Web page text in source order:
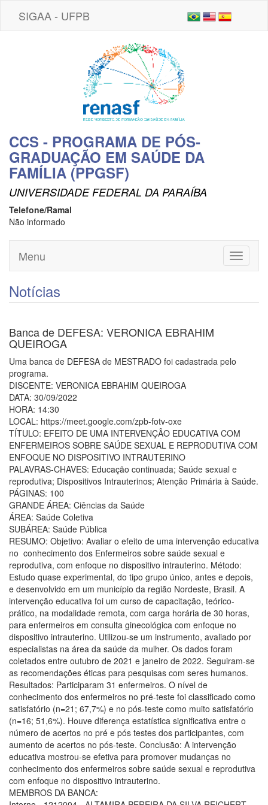
SIGAA - UFPB
CCS - PROGRAMA DE PÓS-
GRADUAÇÃO EM SAÚDE DA
FAMÍLIA (PPGSF)
UNIVERSIDADE FEDERAL DA PARAÍBA
Telefone/Ramal
Não informado
Toggle
Menu
Notícias
Banca de DEFESA: VERONICA EBRAHIM
QUEIROGA
Uma banca de DEFESA de MESTRADO foi cadastrada pelo
programa.
DISCENTE: VERONICA EBRAHIM QUEIROGA
DATA: 30/09/2022
HORA: 14:30
LOCAL: https://meet.google.com/zpb-fotv-oxe
TÍTULO: EFEITO DE UMA INTERVENÇÂO EDUCATIVA COM
ENFERMEIROS SOBRE SAÚDE SEXUAL E REPRODUTIVA COM
ENFOQUE NO DISPOSITIVO INTRAUTERINO
PALAVRAS-CHAVES: Educação continuada; Saúde sexual e
reprodutiva; Dispositivos Intrauterinos; Atenção Primária à Saúde.
PÁGINAS: 100
GRANDE ÁREA: Ciências da Saúde
ÁREA: Saúde Coletiva
SUBÁREA: Saúde Pública
RESUMO: Objetivo: Avaliar o efeito de uma intervenção educativa
no conhecimento dos Enfermeiros sobre saúde sexual e
reprodutiva, com enfoque no dispositivo intrauterino. Método:
Estudo quase experimental, do tipo grupo único, antes e depois,
e desenvolvido em um município da região Nordeste, Brasil. A
intervenção educativa foi um curso de capacitação, teórico-
prático, na modalidade remota, com carga horária de 30 horas,
para enfermeiros em consulta ginecológica com enfoque no
dispositivo intrauterino. Utilizou-se um instrumento, avaliado por
especialistas na área da saúde da mulher. Os dados foram
coletados entre outubro de 2021 e janeiro de 2022. Seguiram-se
as recomendações éticas para pesquisas com seres humanos.
Resultados: Participaram 31 enfermeiros. O nível de
conhecimento dos enfermeiros no pré-teste foi classificado como
satisfatório (n=21; 67,7%) e no pós-teste como muito satisfatório
(n=16; 51,6%). Houve diferença estatística significativa entre o
número de acertos no pré e pós testes dos participantes, com
aumento de acertos no pós-teste. Conclusão: A intervenção
educativa mostrou-se efetiva para promover mudanças no
conhecimento dos enfermeiros sobre saúde sexual e reprodutiva
com enfoque no dispositivo intrauterino.
MEMBROS DA BANCA: